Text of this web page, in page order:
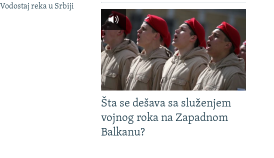
Vodostaj reka u Srbiji
Šta se dešava sa služenjem
vojnog roka na Zapadnom
Balkanu?